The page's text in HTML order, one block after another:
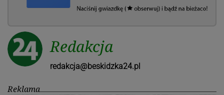
Redakcja
redakcja@beskidzka24.pl
Reklama